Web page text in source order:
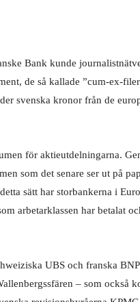
Bank kunde
de så kallade ”cum-ex-
svenska kronor från de
för aktieutdelningarna.
som det senare ser ut på
sätt har storbankerna i
arbetarklassen har betalat
UBS och franska
– som också